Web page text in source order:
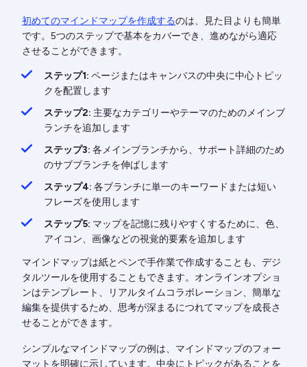
初めてのマインドマップを作成するのは、見た目よりも簡単
です。5つのステップで基本をカバーでき、進めながら適応
させることができます。
ステップ1: ページまたはキャンバスの中央に中心トピッ
クを配置します
ステップ2: 主要なカテゴリーやテーマのためのメインブ
ランチを追加します
ステップ3: 各メインブランチから、サポート詳細のため
のサブブランチを伸ばします
ステップ4: 各ブランチに単一のキーワードまたは短い
フレーズを使用します
ステップ5: マップを記憶に残りやすくするために、色、
アイコン、画像などの視覚的要素を追加します
マインドマップは紙とペンで手作業で作成することも、デジ
タルツールを使用することもできます。オンラインオプショ
ンはテンプレート、リアルタイムコラボレーション、簡単な
編集を提供するため、思考が深まるにつれてマップを成長さ
せることができます。
シンプルなマインドマップの例は、マインドマップのフォー
マットを明確に示しています。中央にトピックがあることを